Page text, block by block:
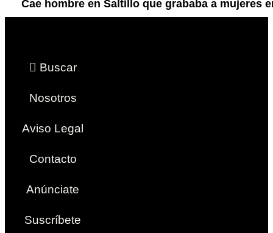
Cae hombre en Saltillo que grababa a mujeres
Buscar
Nosotros
Aviso Legal
Contacto
Anúnciate
Suscríbete